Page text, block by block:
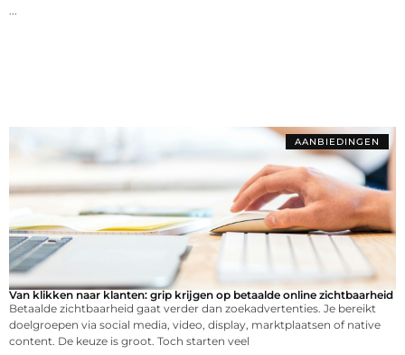
AANBIEDINGEN
Van klikken naar klanten: grip krijgen op betaalde online zichtbaarheid
Betaalde zichtbaarheid gaat verder dan zoekadvertenties. Je bereikt
doelgroepen via social media, video, display, marktplaatsen of native
content. De keuze is groot. Toch starten veel